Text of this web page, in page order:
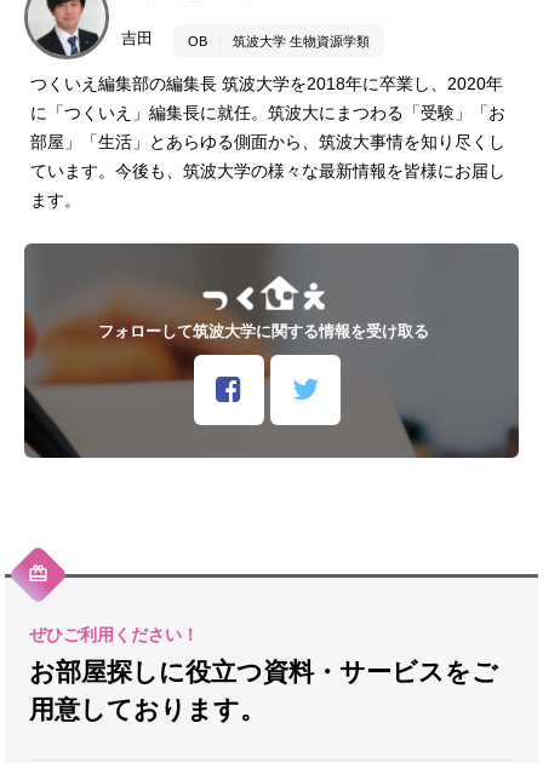
吉田 OB 筑波大学 生物資源学類
つくいえ編集部の編集長 筑波大学を2018年に卒業し、2020年
に「つくいえ」編集長に就任。筑波大にまつわる「受験」「お
部屋」「生活」とあらゆる側面から、筑波大事情を知り尽くし
ています。今後も、筑波大学の様々な最新情報を皆様にお届し
ます。
フォローして筑波大学に関する情報を受け取る
お部屋探しに役立つ資料・サービスをご
用意しております。